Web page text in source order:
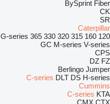
BySprint Fiber
CK
SR
Caterpillar
120
160
315
320
330
365
G-series
GC M-series V-series
CPS
DZ FZ
Berlingo Jumper
C-series DLT DS H-series
Cummins
C-series KTA
CMX CTX